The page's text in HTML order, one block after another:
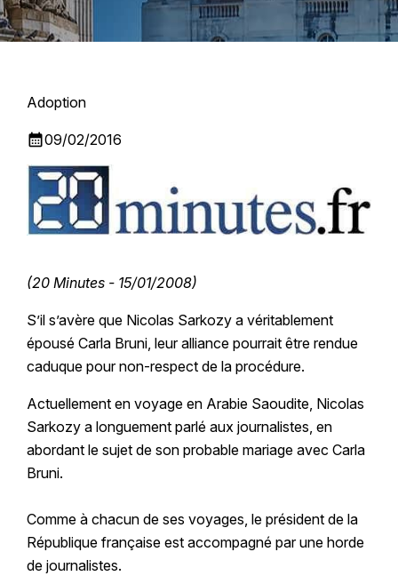
Adoption
calendar_month09/02/2016
(20 Minutes - 15/01/2008)
S’il s’avère que Nicolas Sarkozy a véritablement
épousé Carla Bruni, leur alliance pourrait être rendue
caduque pour non-respect de la procédure.
Actuellement en voyage en Arabie Saoudite, Nicolas
Sarkozy a longuement parlé aux journalistes, en
abordant le sujet de son probable mariage avec Carla
Bruni.
Comme à chacun de ses voyages, le président de la
République française est accompagné par une horde
de journalistes.